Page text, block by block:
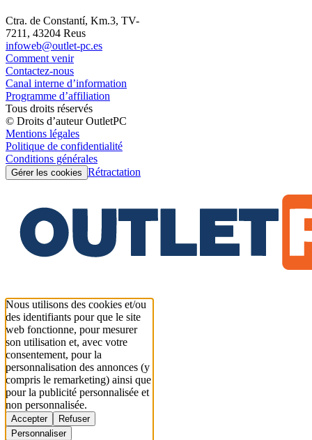
Ctra. de Constantí, Km.3, TV-
7211, 43204 Reus
infoweb@outlet-pc.es
Comment venir
Contactez-nous
Canal interne d’information
Programme d’affiliation
Tous droits réservés
© Droits d’auteur OutletPC
Mentions légales
Politique de confidentialité
Conditions générales
Gérer les cookies Rétractation
Nous utilisons des cookies et/ou
des identifiants pour que le site
web fonctionne, pour mesurer
son utilisation et, avec votre
consentement, pour la
personnalisation des annonces (y
compris le remarketing) ainsi que
pour la publicité personnalisée et
non personnalisée.
Accepter
Refuser
Personnaliser